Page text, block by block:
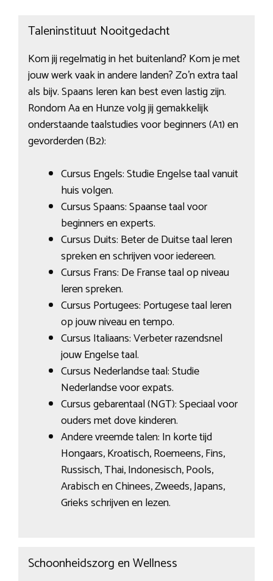
Taleninstituut Nooitgedacht
Kom jij regelmatig in het buitenland? Kom je met
jouw werk vaak in andere landen? Zo’n extra taal
als bijv. Spaans leren kan best even lastig zijn.
Rondom Aa en Hunze volg jij gemakkelijk
onderstaande taalstudies voor beginners (A1) en
gevorderden (B2):
Cursus Engels: Studie Engelse taal vanuit
huis volgen.
Cursus Spaans: Spaanse taal voor
beginners en experts.
Cursus Duits: Beter de Duitse taal leren
spreken en schrijven voor iedereen.
Cursus Frans: De Franse taal op niveau
leren spreken.
Cursus Portugees: Portugese taal leren
op jouw niveau en tempo.
Cursus Italiaans: Verbeter razendsnel
jouw Engelse taal.
Cursus Nederlandse taal: Studie
Nederlandse voor expats.
Cursus gebarentaal (NGT): Speciaal voor
ouders met dove kinderen.
Andere vreemde talen: In korte tijd
Hongaars, Kroatisch, Roemeens, Fins,
Russisch, Thai, Indonesisch, Pools,
Arabisch en Chinees, Zweeds, Japans,
Grieks schrijven en lezen.
Schoonheidszorg en Wellness